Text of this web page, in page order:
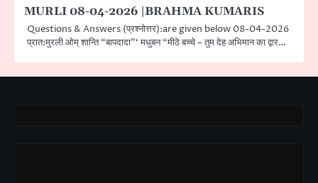
MURLI 08-04-2026 |BRAHMA KUMARIS
Questions & Answers (प्रश्नोत्तर):are given below 08-04-2026
प्रात:मुरली ओम् शान्ति “बापदादा”‘ मधुबन “मीठे बच्चे – तुम देह अभिमान का द्वार…